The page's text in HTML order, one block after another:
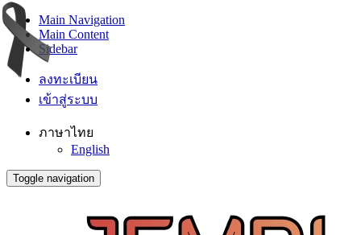
Main Navigation
Main Content
Sidebar
ลงทะเบียน
เข้าสู่ระบบ
ภาษาไทย
English
Toggle navigation